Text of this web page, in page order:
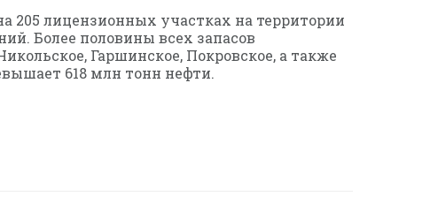
205 лицензионных участках на территории
Более половины всех запасов
Гаршинское, Покровское, а также
618 млн тонн нефти.